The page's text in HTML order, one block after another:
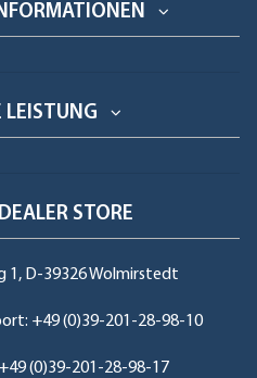
LEISTUNG
STORE
1, D-39326 Wolmirstedt
+49 (0)39-201-28-98-10
(0)39-201-28-98-17